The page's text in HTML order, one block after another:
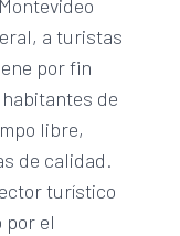
a turistas
por fin
de
libre,
de calidad.
turístico
por el